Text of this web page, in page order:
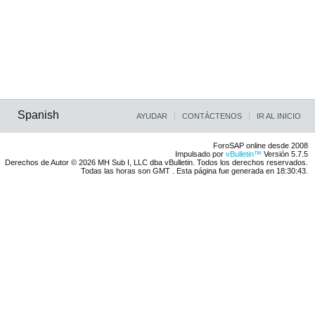
Spanish AYUDAR CONTÁCTENOS IR AL INICIO
ForoSAP online desde 2008
Impulsado por vBulletin™ Versión 5.7.5
Derechos de Autor © 2026 MH Sub I, LLC dba vBulletin. Todos los derechos reservados.
Todas las horas son GMT . Esta página fue generada en 18:30:43.